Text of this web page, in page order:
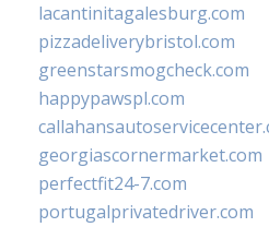
lacantinitagalesburg.com
pizzadeliverybristol.com
greenstarsmogcheck.com
happypawspl.com
georgiascornermarket.com
perfectfit24-7.com
portugalprivatedriver.com